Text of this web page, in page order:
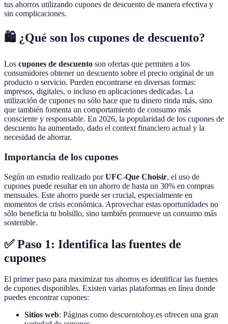
tus ahorros utilizando cupones de descuento de manera efectiva y
sin complicaciones.
🛍️ ¿Qué son los cupones de descuento?
Los cupones de descuento son ofertas que permiten a los
consumidores obtener un descuento sobre el precio original de un
producto o servicio. Pueden encontrarse en diversas formas:
impresos, digitales, o incluso en aplicaciones dedicadas. La
utilización de cupones no sólo hace que tu dinero rinda más, sino
que también fomenta un comportamiento de consumo más
consciente y responsable. En 2026, la popularidad de los cupones de
descuento ha aumentado, dado el context financiero actual y la
necesidad de ahorrar.
Importancia de los cupones
Según un estudio realizado porUFC-Que Choisir, el uso de
cupones puede resultar en un ahorro de hasta un 30% en compras
mensuales. Este ahorro puede ser crucial, especialmente en
momentos de crisis económica. Aprovechar estas oportunidades no
sólo beneficia tu bolsillo, sino también promueve un consumo más
sostenible.
✅ Paso 1: Identifica las fuentes de
cupones
El primer paso para maximizar tus ahorros es identificar las fuentes
de cupones disponibles. Existen varias plataformas en línea donde
puedes encontrar cupones:
Sitios web: Páginas como descuentohoy.es ofrecen una gran